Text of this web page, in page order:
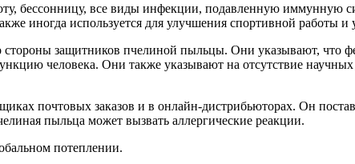
бессонницу, все виды инфекции, подавленную иммунную
иногда используется для улучшения спортивной работы
стороны защитников пчелиной пыльцы. Они указывают, что
человека. Они также указывают на отсутствие научных
почтовых заказов и в онлайн-дистрибьюторах. Он
пыльца может вызвать аллергические реакции.
потеплении.